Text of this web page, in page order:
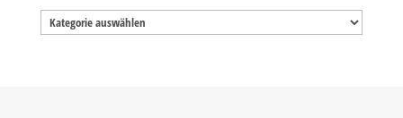
Kategorien